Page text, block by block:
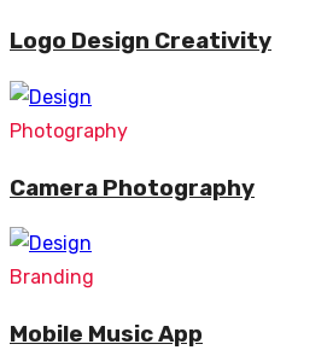
Logo Design Creativity
Photography
Camera Photography
Branding
Mobile Music App